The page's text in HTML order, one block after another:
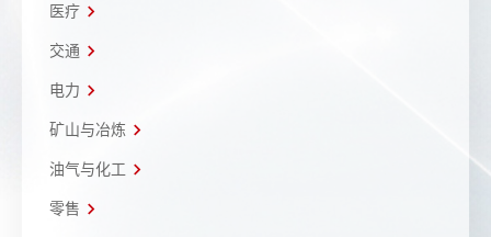
医疗
交通
电力
矿山与冶炼
油气与化工
零售